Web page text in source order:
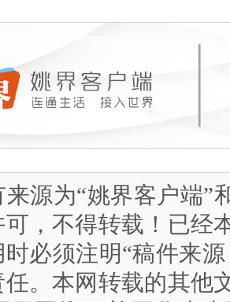
来源为“姚界客户端”
，不得转载！已经
必须注明“稿件来
。本网转载的其他